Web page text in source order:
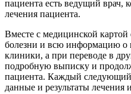
пациента есть ведущий врач,
лечения пациента.
Вместе с медицинской
болезни и всю информацию о
клиники, а при переводе в
подробную выписку и
пациента. Каждый
данные и результаты лечения